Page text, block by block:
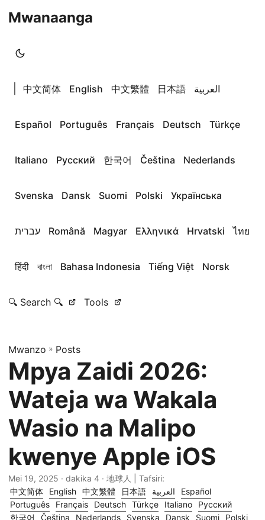
Mwanaanga
中文简体 English 中文繁體 日本語 العربية
Español Português Français Deutsch Türkçe
Italiano Русский 한국어 Čeština Nederlands
Svenska Dansk Suomi Polski Українська
עברית Română Magyar Ελληνικά Hrvatski ไทย
हिंदी বাংলা Bahasa Indonesia Tiếng Việt Norsk
🔍 Search 🔍 Tools
Mwanzo » Posts
Mpya Zaidi 2026:
Wateja wa Wakala
Wasio na Malipo
kwenye Apple iOS
Mei 19, 2025 · dakika 4 · 地球人 | Tafsiri:
中文简体
English 中文繁體 日本語 العربية
Español
Português
Français Deutsch Türkçe Italiano
Русский
한국어
Čeština Nederlands Svenska Dansk Suomi
Polski